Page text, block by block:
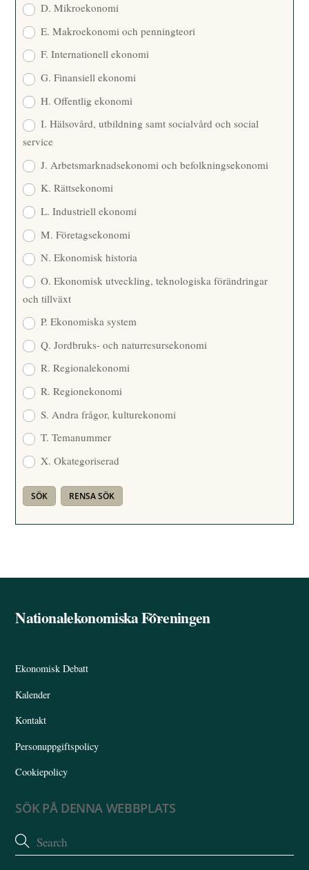
D. Mikroekonomi
E. Makroekonomi och penningteori
F. Internationell ekonomi
G. Finansiell ekonomi
H. Offentlig ekonomi
I. Hälsovård, utbildning samt socialvård och social
service
J. Arbetsmarknadsekonomi och befolkningsekonomi
K. Rättsekonomi
L. Industriell ekonomi
M. Företagsekonomi
N. Ekonomisk historia
O. Ekonomisk utveckling, teknologiska förändringar
och tillväxt
P. Ekonomiska system
Q. Jordbruks- och naturresursekonomi
R. Regionalekonomi
R. Regionekonomi
S. Andra frågor, kulturekonomi
T. Temanummer
X. Okategoriserad
Back
Nationalekonomiska Föreningen
Ekonomisk Debatt
Kalender
Kontakt
Personuppgiftspolicy
Cookiepolicy
SÖK PÅ DENNA WEBBPLATS